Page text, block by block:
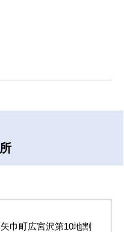
巾町広宮沢第10地割